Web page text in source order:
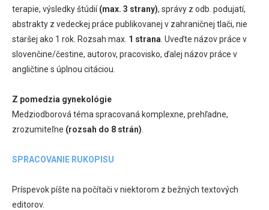
terapie, výsledky štúdií(max. 3 strany), správy z odb. podujatí,
abstrakty z vedeckej práce publikovanej v zahraničnej tlači, nie
staršej ako 1 rok. Rozsah max. 1 strana . Uveďte názov práce v
slovenčine/čestine, autorov, pracovisko, ďalej názov práce v
angličtine s úplnou citáciou.
Z pomedzia gynekológie
Medziodborová téma spracovaná komplexne, prehľadne,
zrozumiteľne (rozsah do 8 strán)
SPRACOVANIE RUKOPISU
Príspevok píšte na počítači v niektorom z bežných textových
editorov.